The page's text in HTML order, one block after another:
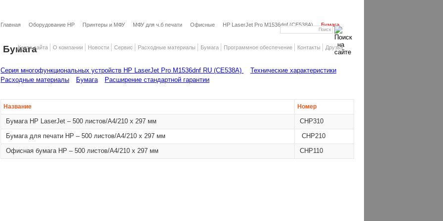
Карта сайта О компании Новости Сервис Расходные материалы Бумага Программное обеспечение Контакты Друзья
Главная Оборудование HP Принтеры и МФУ МФУ для ч.б печати Офисные HP LaserJet Pro M1536dnf (CE538A) Бумага
Бумага
Серия многофункциональных устройств HP LaserJet Pro M1536dnf RU (CE538A)
Технические характеристики
Расходные материалы
Бумага Расширение стандартной гарантии
Название Номер
Бумага HP LaserJet – 500 листов/A4/210 x 297 мм CHP310
Бумага для печати HP – 500 листов/A4/210 x 297 мм CHP210
Офисная бумага HP – 500 листов/A4/210 x 297 мм CHP110